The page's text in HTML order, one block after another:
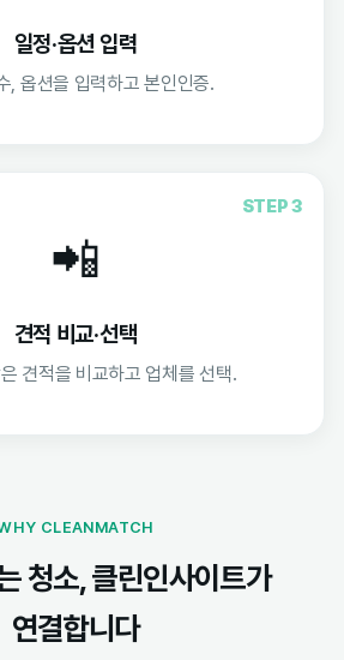
일정·옵션 입력
, 옵션을 입력하고 본인인증.
STEP 3
📲
견적 비교·선택
견적을 비교하고 업체를 선택.
CLEANMATCH
청소, 클린인사이트가
연결합니다